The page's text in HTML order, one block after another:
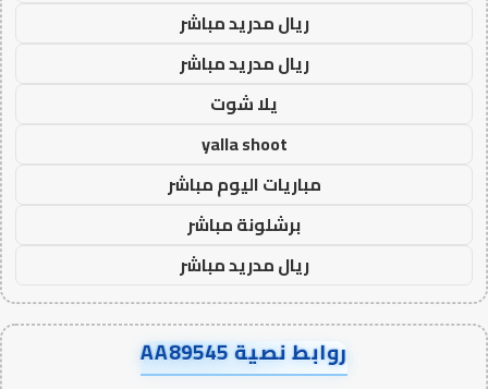
ريال مدريد مباشر
ريال مدريد مباشر
يلا شوت
yalla shoot
مباريات اليوم مباشر
برشلونة مباشر
ريال مدريد مباشر
روابط نصية AA89545